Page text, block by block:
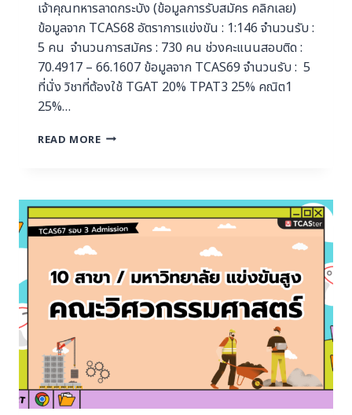
เจ้าคุณทหารลาดกระบัง (ข้อมูลการรับสมัคร คลิกเลย)
ข้อมูลจาก TCAS68 อัตราการแข่งขัน : 1:146 จำนวนรับ :
5 คน จำนวนการสมัคร : 730 คน ช่วงคะแนนสอบติด :
70.4917 – 66.1607 ข้อมูลจาก TCAS69 จำนวนรับ : 5
ที่นั่ง วิชาที่ต้องใช้ TGAT 20% TPAT3 25% คณิต1
25%…
READ MORE